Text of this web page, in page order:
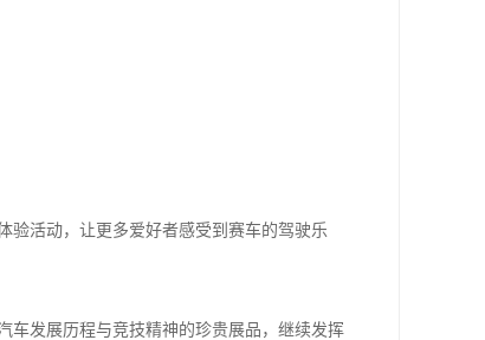
验活动，让更多爱好者感受到赛车的驾驶乐
车发展历程与竞技精神的珍贵展品，继续发挥